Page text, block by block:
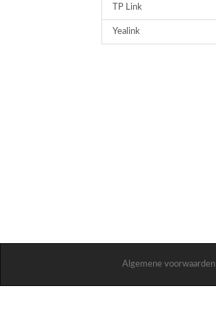
TP Link
Yealink
Algemene voorwaarden